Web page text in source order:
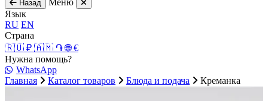
Назад
Язык
RU EN
Страна
🇷🇺 ₽ 🇦🇲 ֏🌐 €
Нужна помощь?
WhatsApp
Главная
Каталог товаров Блюда и подача Креманка